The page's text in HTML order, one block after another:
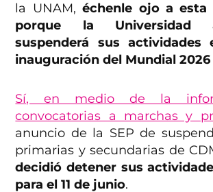
la UNAM,échenle ojo a esta
porque la Universidad
suspenderá sus
inauguración del Mundial 2026
Sí, en medio de la
convocatorias a marchas y
anuncio de la SEP de
primarias y secundarias de
decidió detener sus
para el 11 de junio.